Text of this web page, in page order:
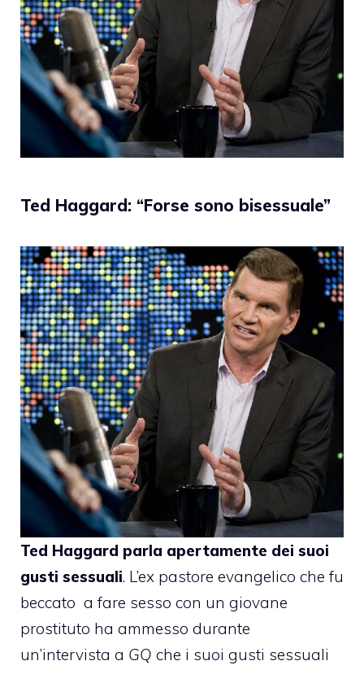
Ted Haggard: “Forse sono bisessuale”
Ted Haggard parla apertamente dei suoi
gusti sessuali. L’ex pastore evangelico che fu
beccato a fare sesso con un giovane
prostituto ha ammesso durante
un’intervista a GQ che i suoi gusti sessuali